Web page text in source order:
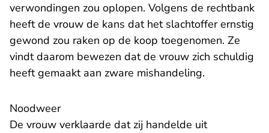
verwondingen zou oplopen. Volgens de rechtbank
heeft de vrouw de kans dat het slachtoffer ernstig
gewond zou raken op de koop toegenomen. Ze
vindt daarom bewezen dat de vrouw zich schuldig
heeft gemaakt aan zware mishandeling.
Noodweer
De vrouw verklaarde dat zij handelde uit